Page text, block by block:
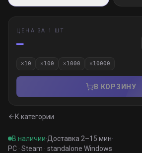
ЦЕНА ЗА 1 ШТ
—
×10 ×100 ×1000 ×10000
В КОРЗИНУ
К категории
В наличии·Доставка 2–15 мин·
PC · Steam · standalone Windows